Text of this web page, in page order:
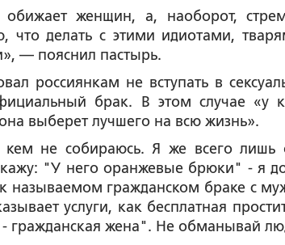
женщин, а, наоборот,
что делать с этими идиотами,
— пояснил пастырь.
россиянкам не вступать в
брак. В этом случае «у
выберет лучшего на всю жизнь».
кем не собираюсь. Я же всего лишь
"У него оранжевые брюки" - я
называемом гражданском браке с
услуги, как бесплатная
гражданская жена". Не обманывай